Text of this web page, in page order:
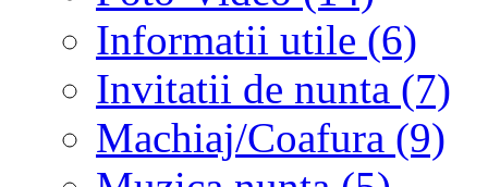
Informatii utile (6)
Invitatii de nunta (7)
Machiaj/Coafura (9)